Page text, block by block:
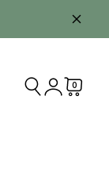
0